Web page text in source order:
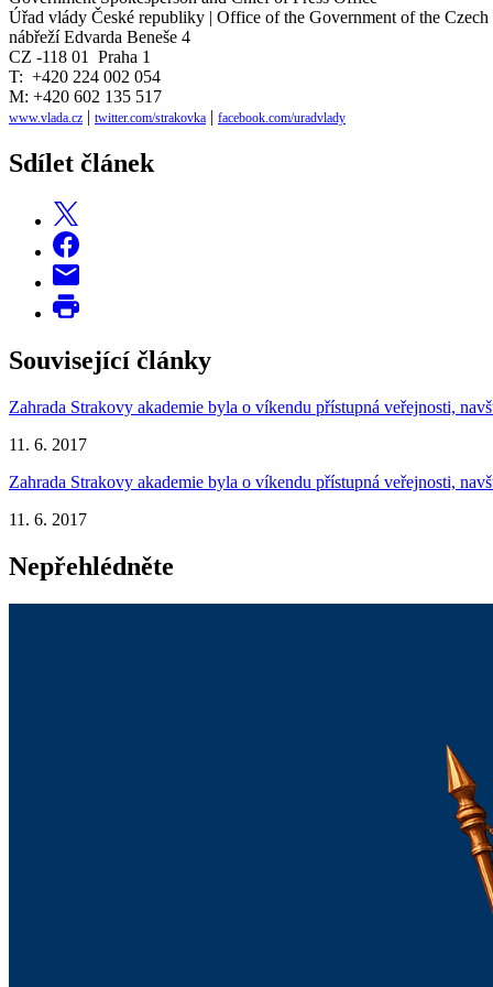
Úřad vlády České republiky | Office of the Government of the
nábřeží Edvarda Beneše 4
CZ -118 01 Praha 1
T: +420 224 002 054
M: +420 602 135 517
www.vlada.cz | twitter.com/strakovka | facebook.com/uradvlady
Sdílet článek
Související články
Zahrada Strakovy akademie byla o víkendu přístupná veřejnosti,
11. 6. 2017
Zahrada Strakovy akademie byla o víkendu přístupná veřejnosti,
11. 6. 2017
Nepřehlédněte